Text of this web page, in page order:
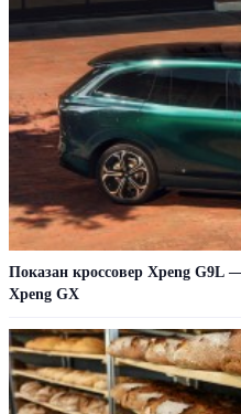
Показан кроссовер Xpeng G9L
Xpeng GX